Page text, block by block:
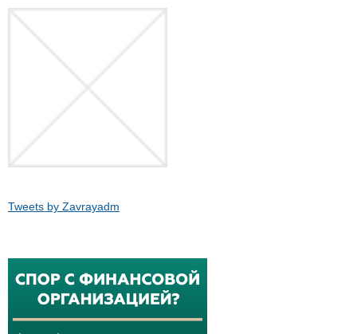
Tweets by Zavrayadm